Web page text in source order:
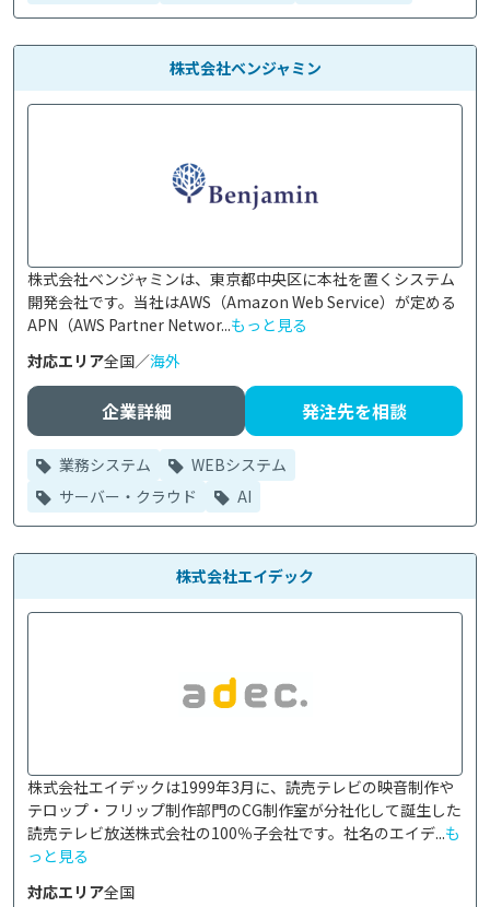
株式会社ベンジャミン
株式会社ベンジャミンは、東京都中央区に本社を置くシステム
開発会社です。当社はAWS（Amazon Web Service）が定める
APN（AWS Partner Networ...もっと見る
対応エリア全国／海外
企業詳細 発注先を相談
業務システム
WEBシステム
サーバー・クラウド
AI
株式会社エイデック
株式会社エイデックは1999年3月に、読売テレビの映音制作や
テロップ・フリップ制作部門のCG制作室が分社化して誕生した
読売テレビ放送株式会社の100％子会社です。社名のエイデ...も
っと見る
対応エリア全国